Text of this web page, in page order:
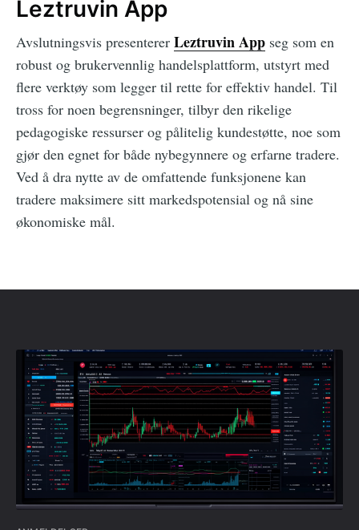
Leztruvin App
Avslutningsvis presenterer Leztruvin App seg som en
robust og brukervennlig handelsplattform, utstyrt med
flere verktøy som legger til rette for effektiv handel. Til
tross for noen begrensninger, tilbyr den rikelige
pedagogiske ressurser og pålitelig kundestøtte, noe som
gjør den egnet for både nybegynnere og erfarne tradere.
Ved å dra nytte av de omfattende funksjonene kan
tradere maksimere sitt markedspotensial og nå sine
økonomiske mål.